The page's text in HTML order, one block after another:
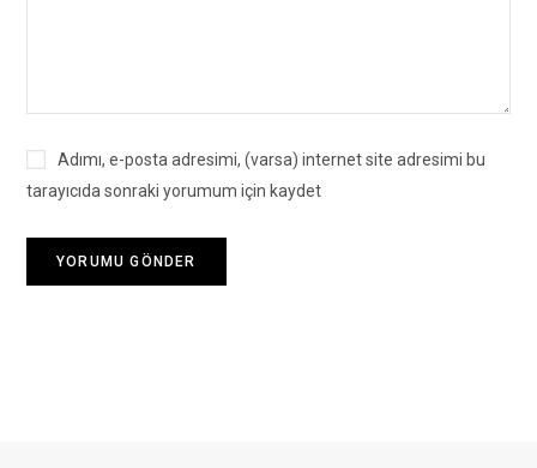
Adımı, e-posta adresimi, (varsa) internet site adresimi bu
tarayıcıda sonraki yorumum için kaydet